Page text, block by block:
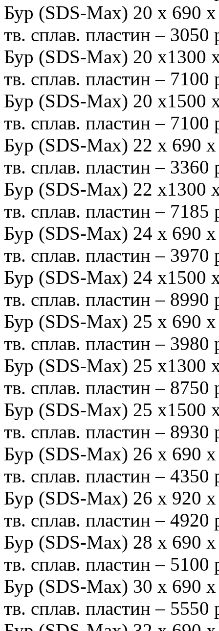
Бур (SDS-Мах) 20 х 690
тв. сплав. пластин – 3050
Бур (SDS-Мах) 20
тв. сплав. пластин – 7100
Бур (SDS-Max) 20
тв. сплав. пластин – 7100
Бур (SDS-Мах) 22 х 690
тв. сплав. пластин – 3360
Бур (SDS-Мах) 22
тв. сплав. пластин – 7185
Бур (SDS-Мах) 24 х 690
тв. сплав. пластин – 3970
Бур (SDS-Мах) 24
тв. сплав. пластин – 8990
Бур (SDS-Мах) 25 х 690
тв. сплав. пластин – 3980
Бур (SDS-Мах) 25
тв. сплав. пластин – 8750
Бур (SDS-Max) 25
тв. сплав. пластин – 8930
Бур (SDS-Мах) 26 х 690
тв. сплав. пластин – 4350
Бур (SDS-Мах) 26 х 920
тв. сплав. пластин – 4920
Бур (SDS-Мах) 28 х 690
тв. сплав. пластин – 5100
Бур (SDS-Мах) 30 х 690
тв. сплав. пластин – 5550